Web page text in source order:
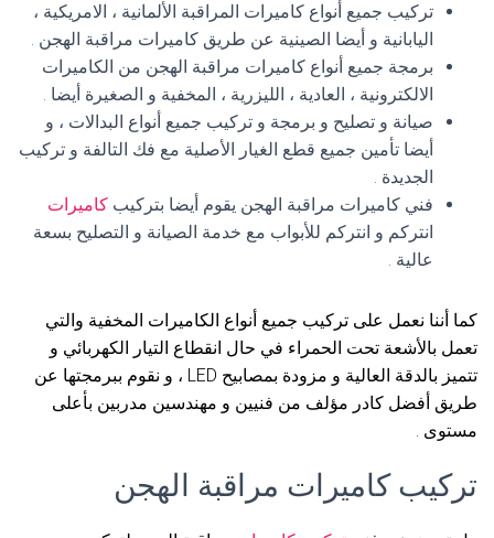
تركيب جميع أنواع كاميرات المراقبة الألمانية ، الامريكية ،
اليابانية و أيضا الصينية عن طريق كاميرات مراقبة الهجن .
برمجة جميع أنواع كاميرات مراقبة الهجن من الكاميرات
الالكترونية ، العادية ، الليزرية ، المخفية و الصغيرة أيضا .
صيانة و تصليح و برمجة و تركيب جميع أنواع البدالات ، و
أيضا تأمين جميع قطع الغيار الأصلية مع فك التالفة و تركيب
الجديدة .
فني كاميرات مراقبة الهجن يقوم أيضا بتركيب كاميرات
انتركم و انتركم للأبواب مع خدمة الصيانة و التصليح بسعة
عالية .
كما أننا نعمل على تركيب جميع أنواع الكاميرات المخفية والتي
تعمل بالأشعة تحت الحمراء في حال انقطاع التيار الكهربائي و
تتميز بالدقة العالية و مزودة بمصابيح LED ، و نقوم ببرمجتها عن
طريق أفضل كادر مؤلف من فنيين و مهندسين مدربين بأعلى
مستوى .
تركيب كاميرات مراقبة الهجن